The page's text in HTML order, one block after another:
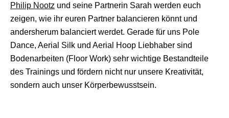
Philip Nootz und seine Partnerin Sarah werden euch
zeigen, wie ihr euren Partner balancieren könnt und
andersherum balanciert werdet. Gerade für uns Pole
Dance, Aerial Silk und Aerial Hoop Liebhaber sind
Bodenarbeiten (Floor Work) sehr wichtige Bestandteile
des Trainings und fördern nicht nur unsere Kreativität,
sondern auch unser Körperbewusstsein.